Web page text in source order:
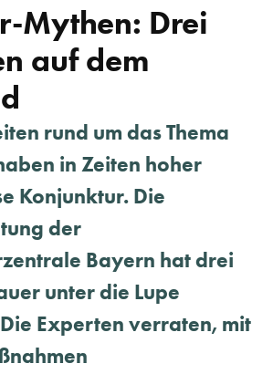
Mythen: Drei
auf dem
rund um das Thema
in Zeiten hoher
Konjunktur. Die
der
Bayern hat drei
unter die Lupe
Experten verraten, mit